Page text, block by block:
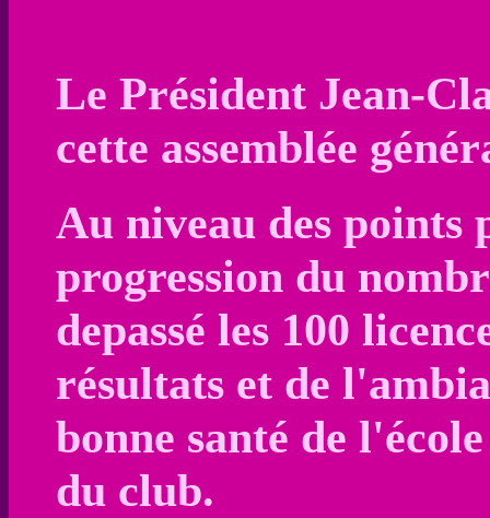
Le Président Jean-
cette assemblée
Au niveau des points
progression du
depassé les 100
résultats et de
bonne santé de
du club.